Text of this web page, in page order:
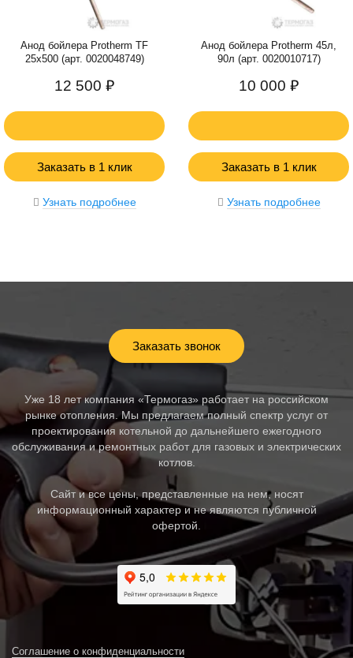
Анод бойлера Protherm TF
25x500 (арт. 0020048749)
12 500 ₽
Заказать в 1 клик
Узнать подробнее
Анод бойлера Protherm 45л,
90л (арт. 0020010717)
10 000 ₽
Заказать в 1 клик
Узнать подробнее
Заказать звонок
Уже 18 лет компания «Термогаз» работает на российском
рынке отопления. Мы предлагаем полный спектр услуг от
проектирования котельной до дальнейшего ежегодного
обслуживания и ремонтных работ для газовых и электрических
котлов.
Сайт и все цены, представленные на нем, носят
информационный характер и не являются публичной
офертой.
Соглашение о конфиденциальности